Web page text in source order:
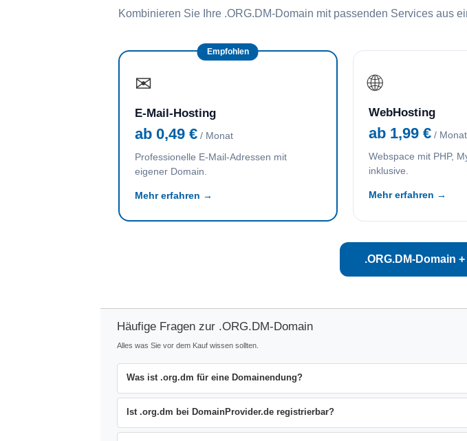
Kombinieren Sie Ihre .ORG.DM-Domain mit passenden Services aus
Empfohlen
✉
E-Mail-Hosting
ab 0,49 € / Monat
Professionelle E-Mail-Adressen mit
eigener Domain.
Mehr erfahren →
🌐
WebHosting
ab 1,99 €/ Monat
Webspace mit PHP,
inklusive.
Mehr erfahren →
.ORG.DM-Domain
Häufige Fragen zur .ORG.DM-Domain
Alles was Sie vor dem Kauf wissen sollten.
Was ist .org.dm für eine Domainendung?
Ist .org.dm bei DomainProvider.de registrierbar?